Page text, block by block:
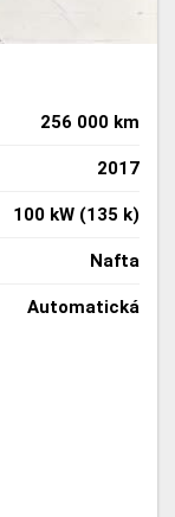
256 000 km
2017
100 kW (135 k)
Nafta
Automatická